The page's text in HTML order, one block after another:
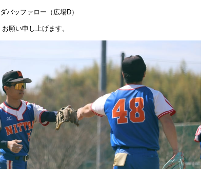
バッファロー（広場D）
願い申し上げます。